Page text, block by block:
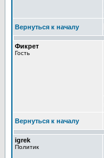
Вернуться к началу
Фикрет
Гость
Вернуться к началу
igrek
Политик